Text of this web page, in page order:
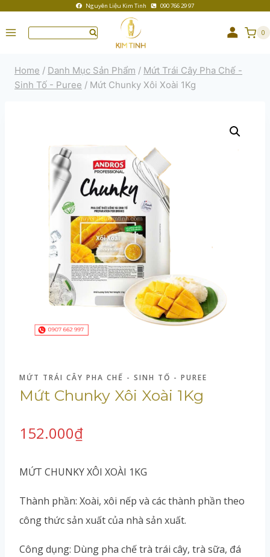
Nguyên Liệu Kim Tinh 090 766 29 97
0
Home / Danh Mục Sản Phẩm / Mứt Trái Cây Pha Chế -
Sinh Tố - Puree / Mứt Chunky Xôi Xoài 1Kg
MỨT TRÁI CÂY PHA CHẾ - SINH TỐ - PUREE
Mứt Chunky Xôi Xoài 1Kg
152.000₫
MỨT CHUNKY XÔI XOÀI 1KG
Thành phần: Xoài, xôi nếp và các thành phần theo
công thức sản xuất của nhà sản xuất.
Công dụng: Dùng pha chế trà trái cây, trà sữa, đá